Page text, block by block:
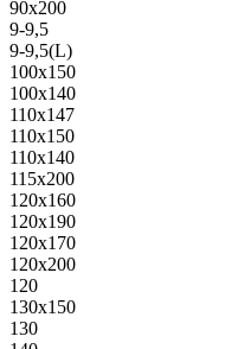
90х200
9-9,5
9-9,5(L)
100х150
100х140
110х147
110х150
110х140
115х200
120х160
120х190
120х170
120х200
120
130х150
130